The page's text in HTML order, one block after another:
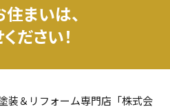
まいは、
ださい！
装＆リフォーム専門店「株式会